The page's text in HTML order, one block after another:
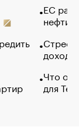
ЕС
нефти
Что
для